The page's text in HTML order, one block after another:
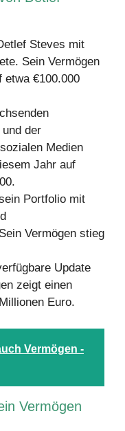
Steves mit
Sein Vermögen
etwa €100.000
der
Medien
Jahr auf
Portfolio mit
Vermögen stieg
Update
zeigt einen
Euro.
Vermögen -
Vermögen